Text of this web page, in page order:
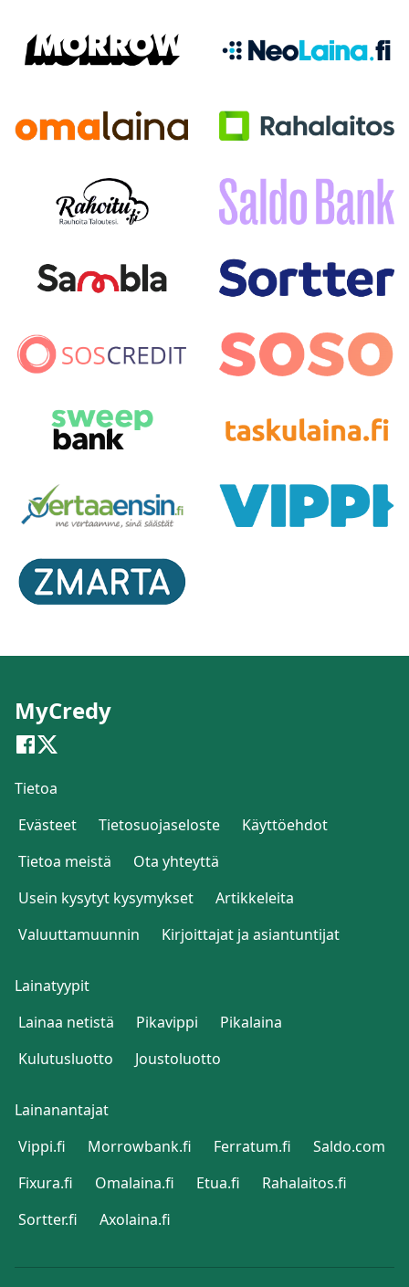
MyCredy
Tietoa
Evästeet
Tietosuojaseloste
Käyttöehdot
Tietoa meistä
Ota yhteyttä
Usein kysytyt kysymykset
Artikkeleita
Valuuttamuunnin
Kirjoittajat ja asiantuntijat
Lainatyypit
Lainaa netistä
Pikavippi
Pikalaina
Kulutusluotto
Joustoluotto
Lainanantajat
Vippi.fi
Morrowbank.fi Ferratum.fi
Saldo.com
Fixura.fi
Omalaina.fi Etua.fi
Rahalaitos.fi
Sortter.fi
Axolaina.fi